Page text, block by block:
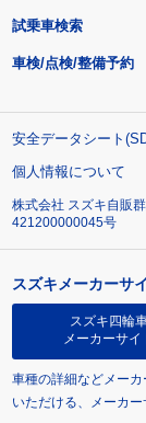
試乗車検索
車検/点検/整備予約
安全データシート
個人情報について
株式会社 スズキ自販
421200000045号
スズキメーカーサ
スズキ四輪
メーカーサイ
車種の詳細などメー
いただける、メーカー